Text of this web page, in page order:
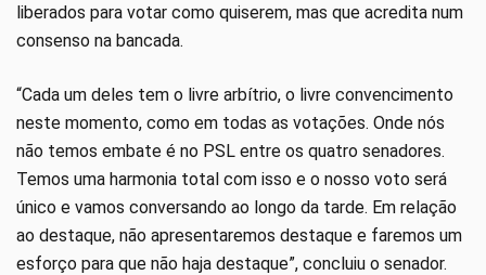
liberados para votar como quiserem, mas que acredita num
consenso na bancada.
“Cada um deles tem o livre arbítrio, o livre convencimento
neste momento, como em todas as votações. Onde nós
não temos embate é no PSL entre os quatro senadores.
Temos uma harmonia total com isso e o nosso voto será
único e vamos conversando ao longo da tarde. Em relação
ao destaque, não apresentaremos destaque e faremos um
esforço para que não haja destaque”, concluiu o senador.